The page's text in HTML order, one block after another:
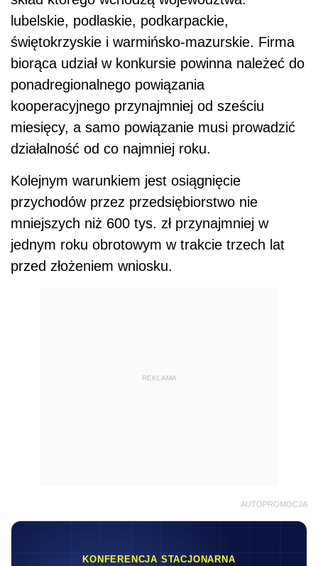
lubelskie, podlaskie, podkarpackie,
świętokrzyskie i warmińsko-mazurskie. Firma
biorąca udział w konkursie powinna należeć do
ponadregionalnego powiązania
kooperacyjnego przynajmniej od sześciu
miesięcy, a samo powiązanie musi prowadzić
działalność od co najmniej roku.
Kolejnym warunkiem jest osiągnięcie
przychodów przez przedsiębiorstwo nie
mniejszych niż 600 tys. zł przynajmniej w
jednym roku obrotowym w trakcie trzech lat
przed złożeniem wniosku.
REKLAMA
AUTOPROMOCJA
KONFERENCJA STACJONARNA